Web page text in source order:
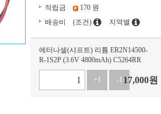
적립금
170 원
배송비
(조건) 지역별
에터나셀(샤프트) 리튬 ER2N14500-
R-1S2P (3.6V 4800mAh) C5264RR
+1 -1 17,000원